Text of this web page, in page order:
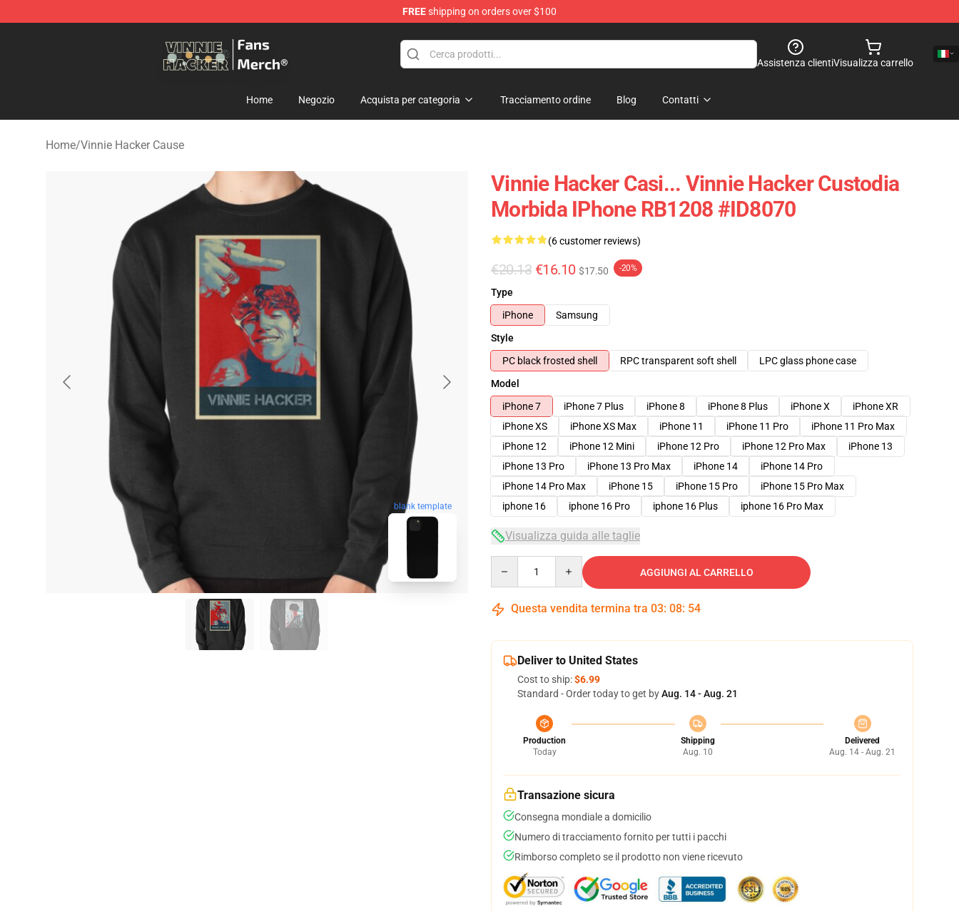
FREEshipping on orders over $100
Assistenza clientiVisualizza carrello
Home Negozio Acquista per categoria Tracciamento ordine Blog Contatti
Home/Vinnie Hacker Cause
blank template
Vinnie Hacker Casi... Vinnie Hacker Custodia
Morbida IPhone RB1208 #ID8070
(6 customer reviews)
€20.13 €16.10 $17.50 -20%
Type
iPhone
Samsung
Style
PC black frosted shell
RPC transparent soft shell
LPC glass phone case
Model
iPhone 7
iPhone 7 Plus iPhone 8 iPhone 8 Plus iPhone X
iPhone XR
iPhone XS
iPhone XS Max iPhone 11 iPhone 11 Pro
iPhone 11 Pro Max
iPhone 12
iPhone 12 Mini iPhone 12 Pro iPhone 12 Pro Max
iPhone 13
iPhone 13 Pro
iPhone 13 Pro Max iPhone 14
iPhone 14 Pro
iPhone 14 Pro Max
iPhone 15 iPhone 15 Pro
iPhone 15 Pro Max
iphone 16
iphone 16 Pro iphone 16 Plus iphone 16 Pro Max
Visualizza guida alle taglie
AGGIUNGI AL CARRELLO
Questa vendita termina tra 03: 08: 53
Deliver to United States
Cost to ship:$6.99
Standard - Order today to get byAug. 14 - Aug. 21
Production
Today
Shipping
Aug. 10
Delivered
Aug. 14 - Aug. 21
Transazione sicura
Consegna mondiale a domicilio
Numero di tracciamento fornito per tutti i pacchi
Rimborso completo se il prodotto non viene ricevuto